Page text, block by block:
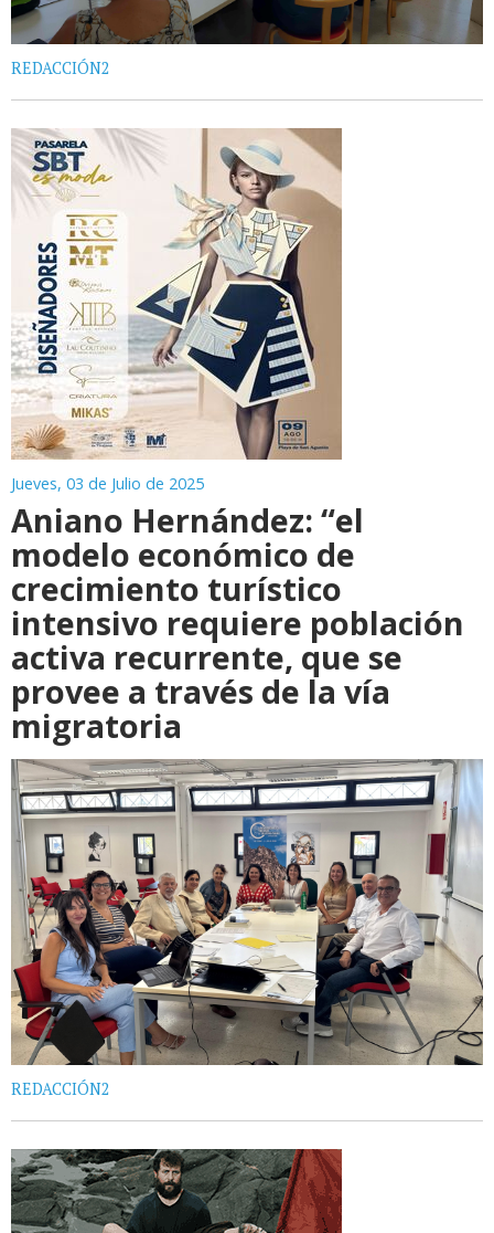
REDACCIÓN2
Jueves, 03 de Julio de 2025
Aniano Hernández: “el
modelo económico de
crecimiento turístico
intensivo requiere población
activa recurrente, que se
provee a través de la vía
migratoria
REDACCIÓN2